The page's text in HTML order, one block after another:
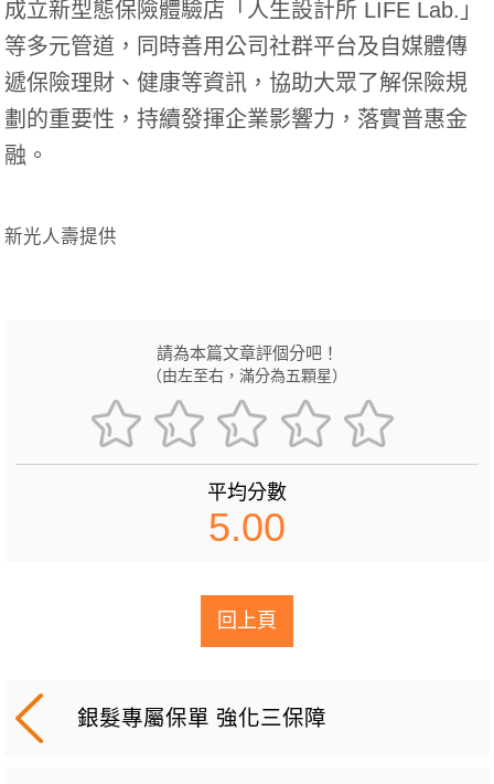
成立新型態保險體驗店「人生設計所 LIFE Lab.」
等多元管道， 同時善用公司社群平台及自媒體傳
遞保險理財、健康等資訊，協助大眾了解保險規
劃的重要性，持續發揮企業影響力， 落實普惠金
融。
新光人壽提供
請為本篇文章評個分吧！
（由左至右，滿分為五顆星）
平均分數
5.00
回上頁
銀髮專屬保單 強化三保障